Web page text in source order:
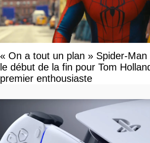
« On a tout un plan » Spider-
le début de la fin pour Tom Holland
premier enthousiaste